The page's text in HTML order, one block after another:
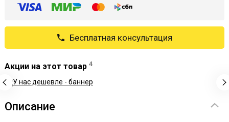
Бесплатная консультация
Акции на этот товар 4
Описание